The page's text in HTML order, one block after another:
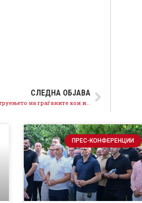
СЛЕДНА ОБЈАВА
СДСМ: Кој ќе одговара за труењето на граѓаните кои институциите не ги евакуираа?
ПРЕС-КОНФЕРЕНЦИИ